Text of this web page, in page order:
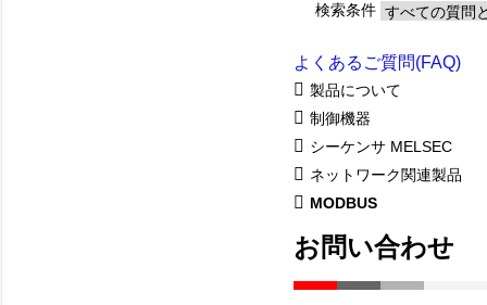
検索条件
よくあるご質問(FAQ)
製品について
制御機器
シーケンサ MELSEC
ネットワーク関連製品
MODBUS
お問い合わせ